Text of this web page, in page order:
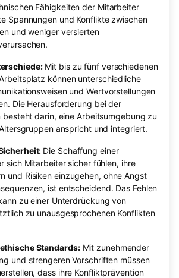
Fähigkeiten der Mitarbeiter
Spannungen und Konflikte zwischen
und weniger versierten
Mit bis zu fünf verschiedenen
können unterschiedliche
und Wertvorstellungen
Die Herausforderung bei der
besteht darin, eine Arbeitsumgebung zu
anspricht und integriert.
Die Schaffung einer
sich Mitarbeiter sicher fühlen, ihre
und Risiken einzugehen, ohne Angst
ist entscheidend. Das Fehlen
zu einer Unterdrückung von
zu unausgesprochenen Konflikten
Standards:Mit zunehmender
und strengeren Vorschriften müssen
dass ihre Konfliktprävention